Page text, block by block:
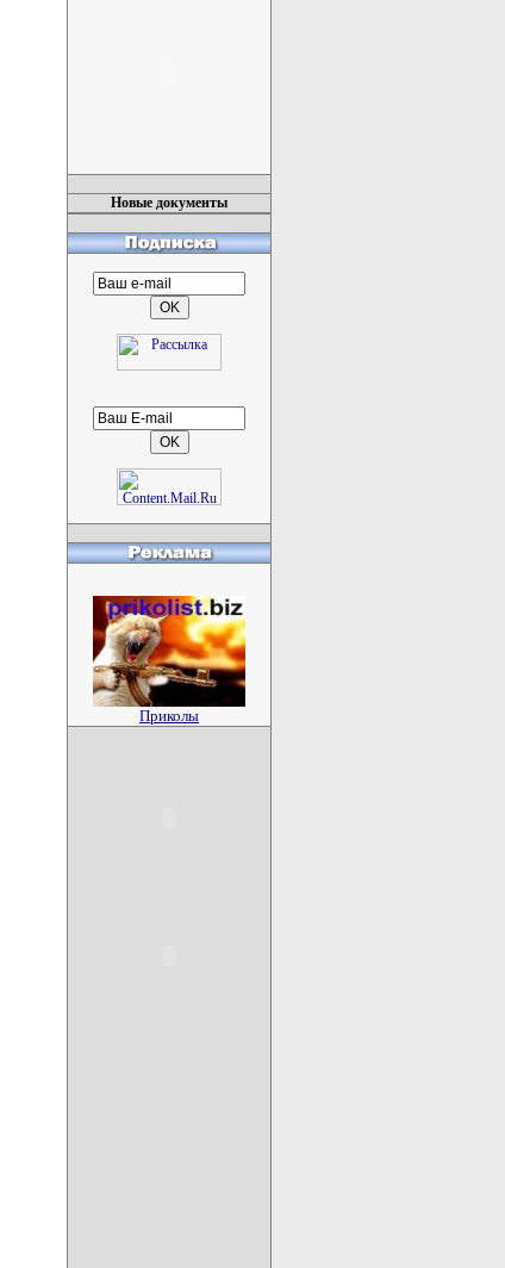
Новые документы
Приколы